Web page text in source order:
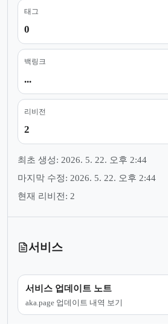
태그
0
백링크
...
리비전
2
최초 생성: 2026. 5. 22. 오후 2:44
마지막 수정: 2026. 5. 22. 오후 2:44
현재 리비전: 2
서비스
서비스 업데이트 노트
aka.page 업데이트 내역 보기